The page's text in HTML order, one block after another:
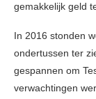
gemakkelijk geld
In 2016 stonden
ondertussen ter
gespannen om
verwachtingen